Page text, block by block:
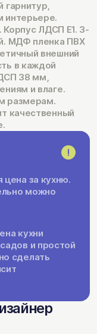
интерьере.
Корпус ЛДСП Е1. 3-
МДФ пленка ПВХ
внешний
в каждой
38 мм,
и влаге.
размерам.
качественный
цена за кухню.
можно
кухни
и простой
сделать